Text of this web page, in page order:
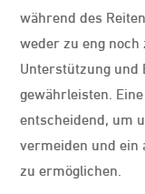
während des
weder zu eng
Unterstützung und
gewährleisten.
entscheidend, um
vermeiden und ein
zu ermöglichen.